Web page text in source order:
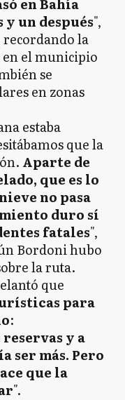
en Bahía
un después",
la
el municipio
se
en zonas
estaba
que la
Aparte de
que es lo
no pasa
duro sí
fatales",
Bordoni hubo
la ruta.
que
para
:
reservas y a
ser más. Pero
que la
".